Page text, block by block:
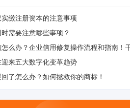
缴注册资本的注意事项
需要注意哪些事项？
么办？企业信用修复操作流程和指南！
来五大数字化变革趋势
了怎么办？如何拯救你的商标！